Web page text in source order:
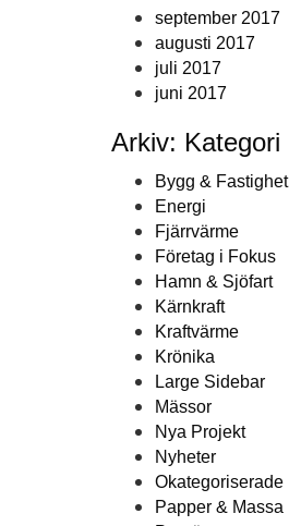
september 2017
augusti 2017
juli 2017
juni 2017
Arkiv: Kategori
Bygg & Fastighet
Energi
Fjärrvärme
Företag i Fokus
Hamn & Sjöfart
Kärnkraft
Kraftvärme
Krönika
Large Sidebar
Mässor
Nya Projekt
Nyheter
Okategoriserade
Papper & Massa